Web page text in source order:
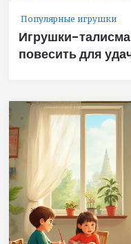
Популярные игрушки
Игрушки-
повесить для